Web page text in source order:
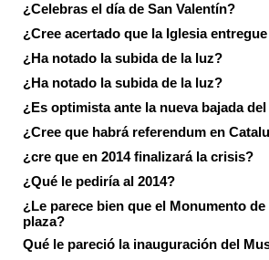
¿Celebras el día de San Valentín?
¿Cree acertado que la Iglesia
¿Ha notado la subida de la luz?
¿Ha notado la subida de la luz?
¿Es optimista ante la nueva bajada
¿Cree que habrá referendum en
¿cre que en 2014 finalizará la crisis?
¿Qué le pediría al 2014?
¿Le parece bien que el Monumento
plaza?
Qué le pareció la inauguración del